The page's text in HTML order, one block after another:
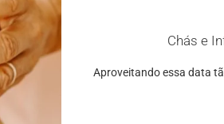
Chás e
Aproveitando essa data